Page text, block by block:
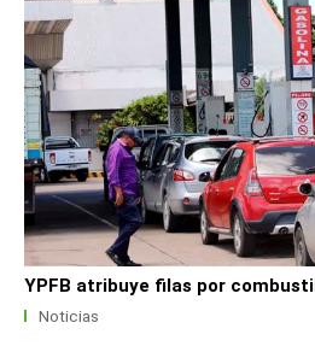
YPFB atribuye filas por
Noticias